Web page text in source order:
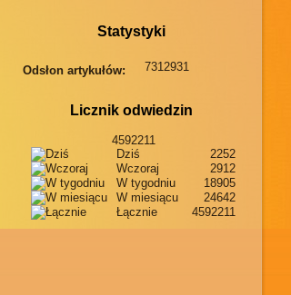
Statystyki
Odsłon artykułów: 7312931
Licznik odwiedzin
4592211
Dziś
2252
Wczoraj
2912
W tygodniu
18905
W miesiącu
24642
Łącznie
4592211